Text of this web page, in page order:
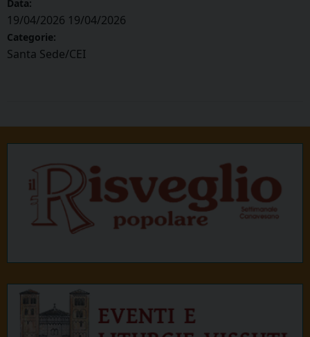
Data:
19/04/2026 19/04/2026
Categorie:
Santa Sede/CEI